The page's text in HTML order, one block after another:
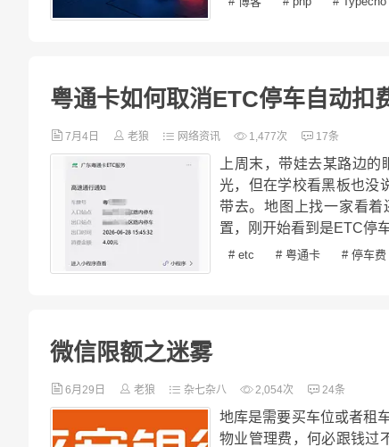
粤通卡如何取消ETC停车自动扣
7月4日 老狼 网络资讯 1,477次 17条
上周末，带娃去某路边
光，但在学校看黑板也没
带去。地图上找一家看
置，刚开始看到是ETC停
# etc # 粤通卡 # 停车费
微信限额之迷雾
6月29日 老狼 杂七杂八 2,054次 24条
地库是需要买车位或者租
物业管理费，何必跟钱过